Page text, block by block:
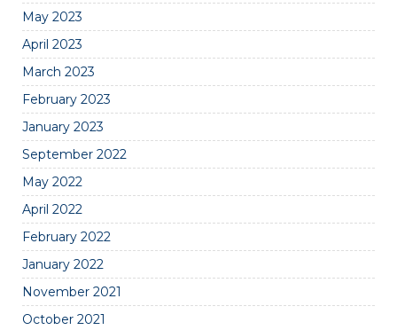
May 2023
April 2023
March 2023
February 2023
January 2023
September 2022
May 2022
April 2022
February 2022
January 2022
November 2021
October 2021